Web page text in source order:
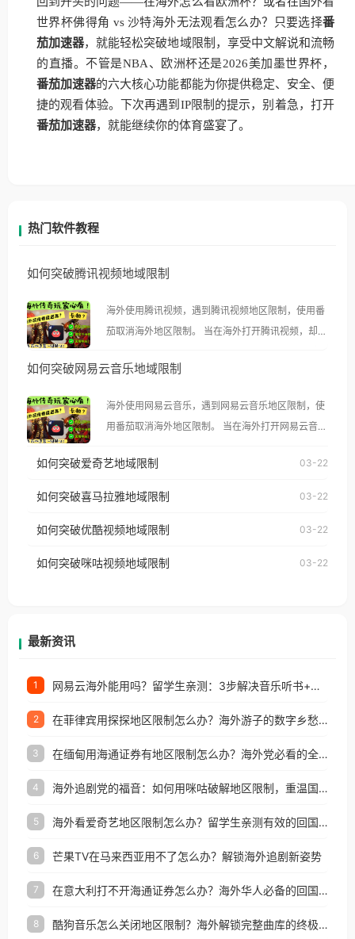
世界杯佛得角 vs 沙特海外无法观看怎么办？只要选择番
茄加速器，就能轻松突破地域限制，享受中文解说和流畅
的直播。不管是NBA、欧洲杯还是2026美加墨世界杯，
番茄加速器的六大核心功能都能为你提供稳定、安全、便
捷的观看体验。下次再遇到IP限制的提示，别着急，打开
番茄加速器，就能继续你的体育盛宴了。
热门软件教程
如何突破腾讯视频地域限制
海外使用腾讯视频，遇到腾讯视频地区限制，使用番
茄取消海外地区限制。 当在海外打开腾讯视频，却突
示语。 海外用户如香港、澳门、台湾、美国、加拿
像其他音乐平台一样，出现地区及版权限制问题，且
仅能在中国大陆地区播放。 遇到这个问题的朋友们，
使用番茄回国加速器，即可解决「海外用户收听腾讯
台湾、美国、加拿大、澳大利亚、欧洲等国家和地区
权限制所困扰。
如何突破网易云音乐地域限制
海外使用网易云音乐，遇到网易云音乐地区限制，使
用番茄取消海外地区限制。 当在海外打开网易云音
播放”的提示语。 海外用户如香港、澳门、台湾、美
国、加拿大、澳大利亚、欧洲等国家和地区时，网易
制问题，且仅能在中国大陆地区播放。 遇到这个问题
户收听网易云音乐地区版权限制」的问题，无论人在
如何突破爱奇艺地域限制 03-22
如何突破喜马拉雅地域限制 03-22
如何突破优酷视频地域限制 03-22
如何突破咪咕视频地域限制 03-22
最新资讯
1 网易云海外能用吗？留学生亲测：3步解决音乐听书+银行视频地区限制
2 在菲律宾用探探地区限制怎么办？海外游子的数字乡愁与破局之道
3 在缅甸用海通证券有地区限制怎么办？海外党必看的全场景回国加速指南
4 海外追剧党的福音：如何用咪咕破解地区限制，重温国内精彩
5 海外看爱奇艺地区限制怎么办？留学生亲测有效的回国加速器选择指南
6 芒果TV在马来西亚用不了怎么办？解锁海外追剧新姿势
7 在意大利打不开海通证券怎么办？海外华人必备的回国加速指南（附2026世界杯观赛秘籍）
8 酷狗音乐怎么关闭地区限制？海外解锁完整曲库的终极指南